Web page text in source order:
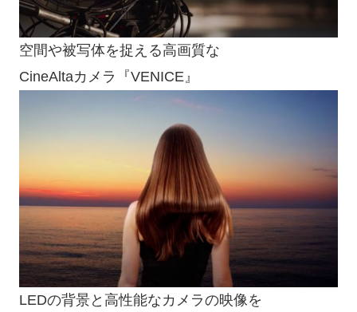
空間や被写体を捉える高画質な
CineAltaカメラ『VENICE』
LEDの背景と高性能なカメラの映像を